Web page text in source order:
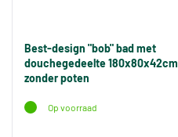
Best-design "bob" bad met
douchegedeelte 180x80x42cm
zonder poten
Op voorraad